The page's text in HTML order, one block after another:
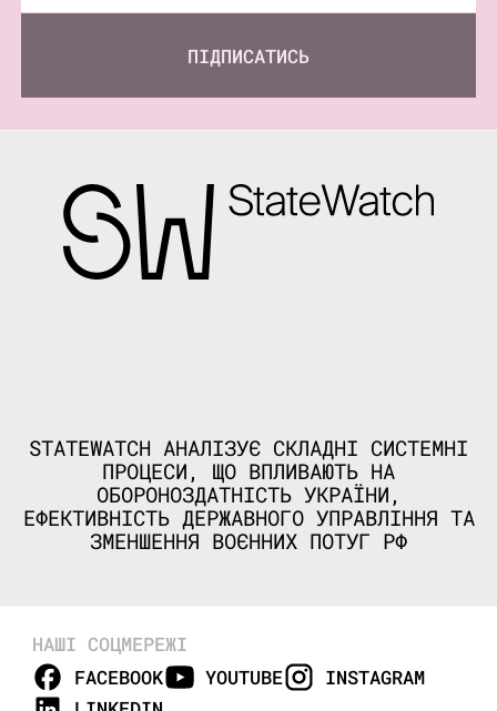
ПІДПИСАТИСЬ
STATEWATCH АНАЛІЗУЄ СКЛАДНІ СИСТЕМНІ
ПРОЦЕСИ, ЩО ВПЛИВАЮТЬ НА
ОБОРОНОЗДАТНІСТЬ УКРАЇНИ,
ЕФЕКТИВНІСТЬ ДЕРЖАВНОГО УПРАВЛІННЯ ТА
ЗМЕНШЕННЯ ВОЄННИХ ПОТУГ РФ
НАШІ СОЦМЕРЕЖІ
FACEBOOK
YOUTUBE
INSTAGRAM